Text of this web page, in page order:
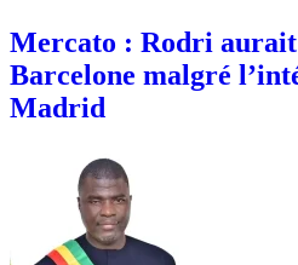
Mercato : Rodri
Barcelone malgré
Madrid